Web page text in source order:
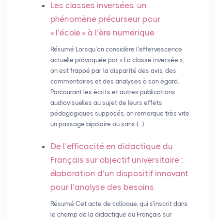
Les classes inversées, un
phénomène précurseur pour
« l’école » à l’ère numérique
Résumé Lorsqu’on considère l’effervescence
actuelle provoquée par « La classe inversée »,
on est frappé par la disparité des avis, des
commentaires et des analyses à son égard.
Parcourant les écrits et autres publications
audiovisuelles au sujet de leurs effets
pédagogiques supposés, on remarque très vite
un passage bipolaire ou sans (…)
De l’efficacité en didactique du
Français sur objectif universitaire :
élaboration d’un dispositif innovant
pour l’analyse des besoins
Résumé Cet acte de colloque, qui s’inscrit dans
le champ de la didactique du Français sur